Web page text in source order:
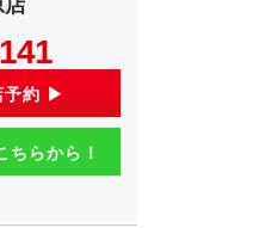
店
予約 ▶
ちらから！